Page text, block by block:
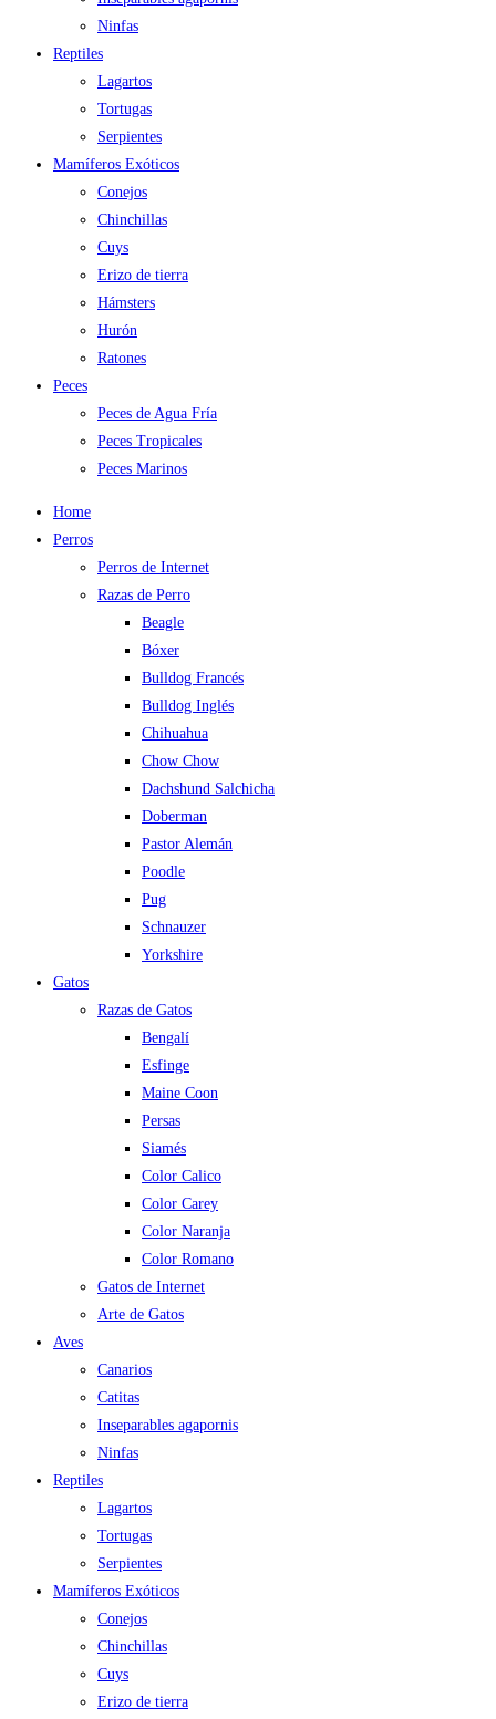
Ninfas
Reptiles
Lagartos
Tortugas
Serpientes
Mamíferos Exóticos
Conejos
Chinchillas
Cuys
Erizo de tierra
Hámsters
Hurón
Ratones
Peces
Peces de Agua Fría
Peces Tropicales
Peces Marinos
Home
Perros
Perros de Internet
Razas de Perro
Beagle
Bóxer
Bulldog Francés
Bulldog Inglés
Chihuahua
Chow Chow
Dachshund Salchicha
Doberman
Pastor Alemán
Poodle
Pug
Schnauzer
Yorkshire
Gatos
Razas de Gatos
Bengalí
Esfinge
Maine Coon
Persas
Siamés
Color Calico
Color Carey
Color Naranja
Color Romano
Gatos de Internet
Arte de Gatos
Aves
Canarios
Catitas
Inseparables agapornis
Ninfas
Reptiles
Lagartos
Tortugas
Serpientes
Mamíferos Exóticos
Conejos
Chinchillas
Cuys
Erizo de tierra